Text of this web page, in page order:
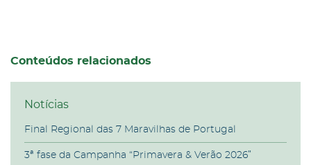
Conteúdos relacionados
Notícias
Final Regional das 7 Maravilhas de Portugal
3ª fase da Campanha “Primavera & Verão 2026”